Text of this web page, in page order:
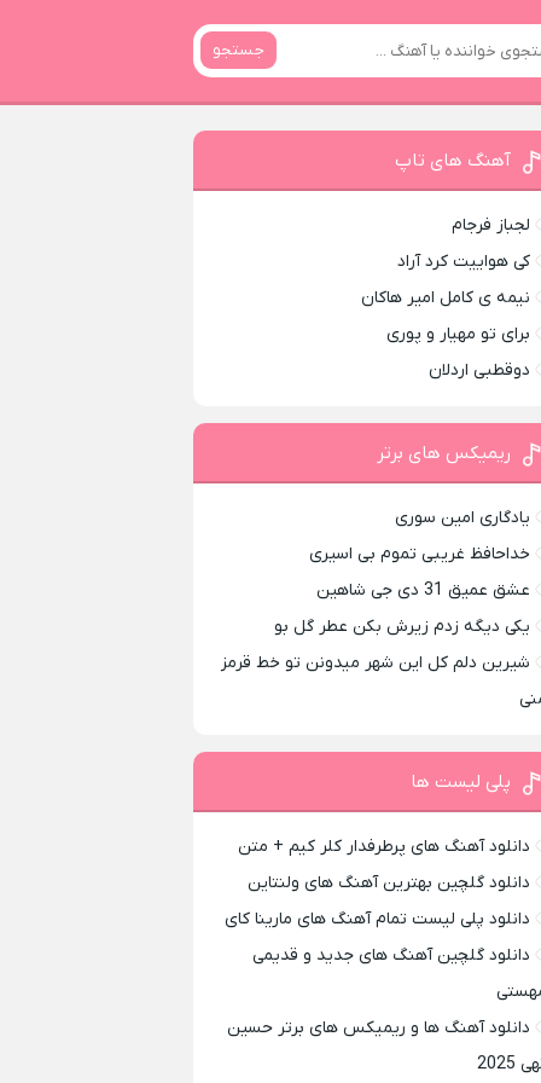
جستجو
آهنگ های تاپ
لجباز فرجام
کی هواییت کرد آراد
نیمه ی کامل امیر هاکان
برای تو مهیار و پوری
دوقطبی اردلان
ریمیکس های برتر
یادگاری امین سوری
خداحافظ غریبی تموم بی اسیری
عشق عمیق 31 دی جی شاهین
یکی دیگه زدم زیرش بکن عطر گل بو
شیرین دلم کل این شهر میدونن تو خط قرمز
پلی لیست ها
دانلود آهنگ های پرطرفدار کلر کیم + متن
دانلود گلچین بهترین آهنگ های ولنتاین
دانلود پلی لیست تمام آهنگ های مارینا کای
دانلود گلچین آهنگ های جدید و قدیمی
دانلود آهنگ ها و ریمیکس های برتر حسین
2025